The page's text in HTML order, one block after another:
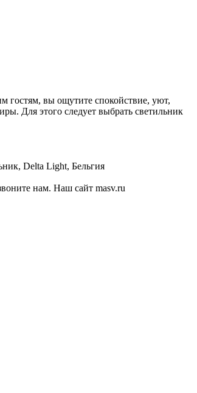
гостям, вы ощутите спокойствие, уют,
Для этого следует выбрать светильник
Delta Light, Бельгия
нам. Наш сайт masv.ru